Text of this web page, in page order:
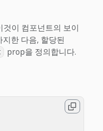
이 컴포넌트의 보이
한 다음, 할당된
prop을 정의합니다.